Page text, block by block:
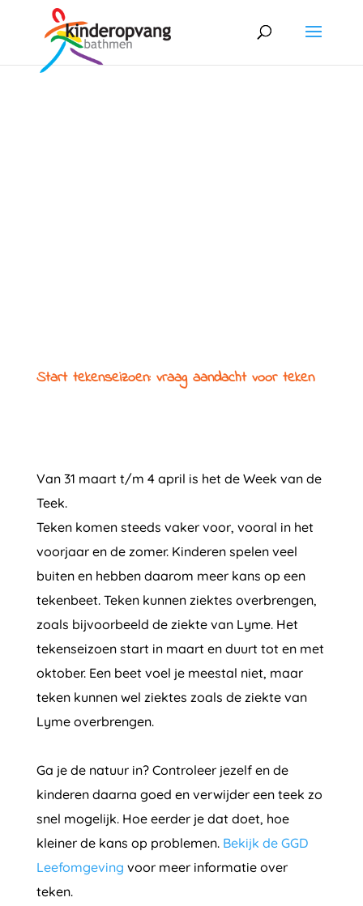
Start tekenseizoen: vraag aandacht voor teken
Van 31 maart t/m 4 april is het de Week van de
Teek.
Teken komen steeds vaker voor, vooral in het
voorjaar en de zomer. Kinderen spelen veel
buiten en hebben daarom meer kans op een
tekenbeet. Teken kunnen ziektes overbrengen,
zoals bijvoorbeeld de ziekte van Lyme. Het
tekenseizoen start in maart en duurt tot en met
oktober. Een beet voel je meestal niet, maar
teken kunnen wel ziektes zoals de ziekte van
Lyme overbrengen.
Ga je de natuur in? Controleer jezelf en de
kinderen daarna goed en verwijder een teek zo
snel mogelijk. Hoe eerder je dat doet, hoe
kleiner de kans op problemen. Bekijk de GGD
Leefomgeving voor meer informatie over
teken.